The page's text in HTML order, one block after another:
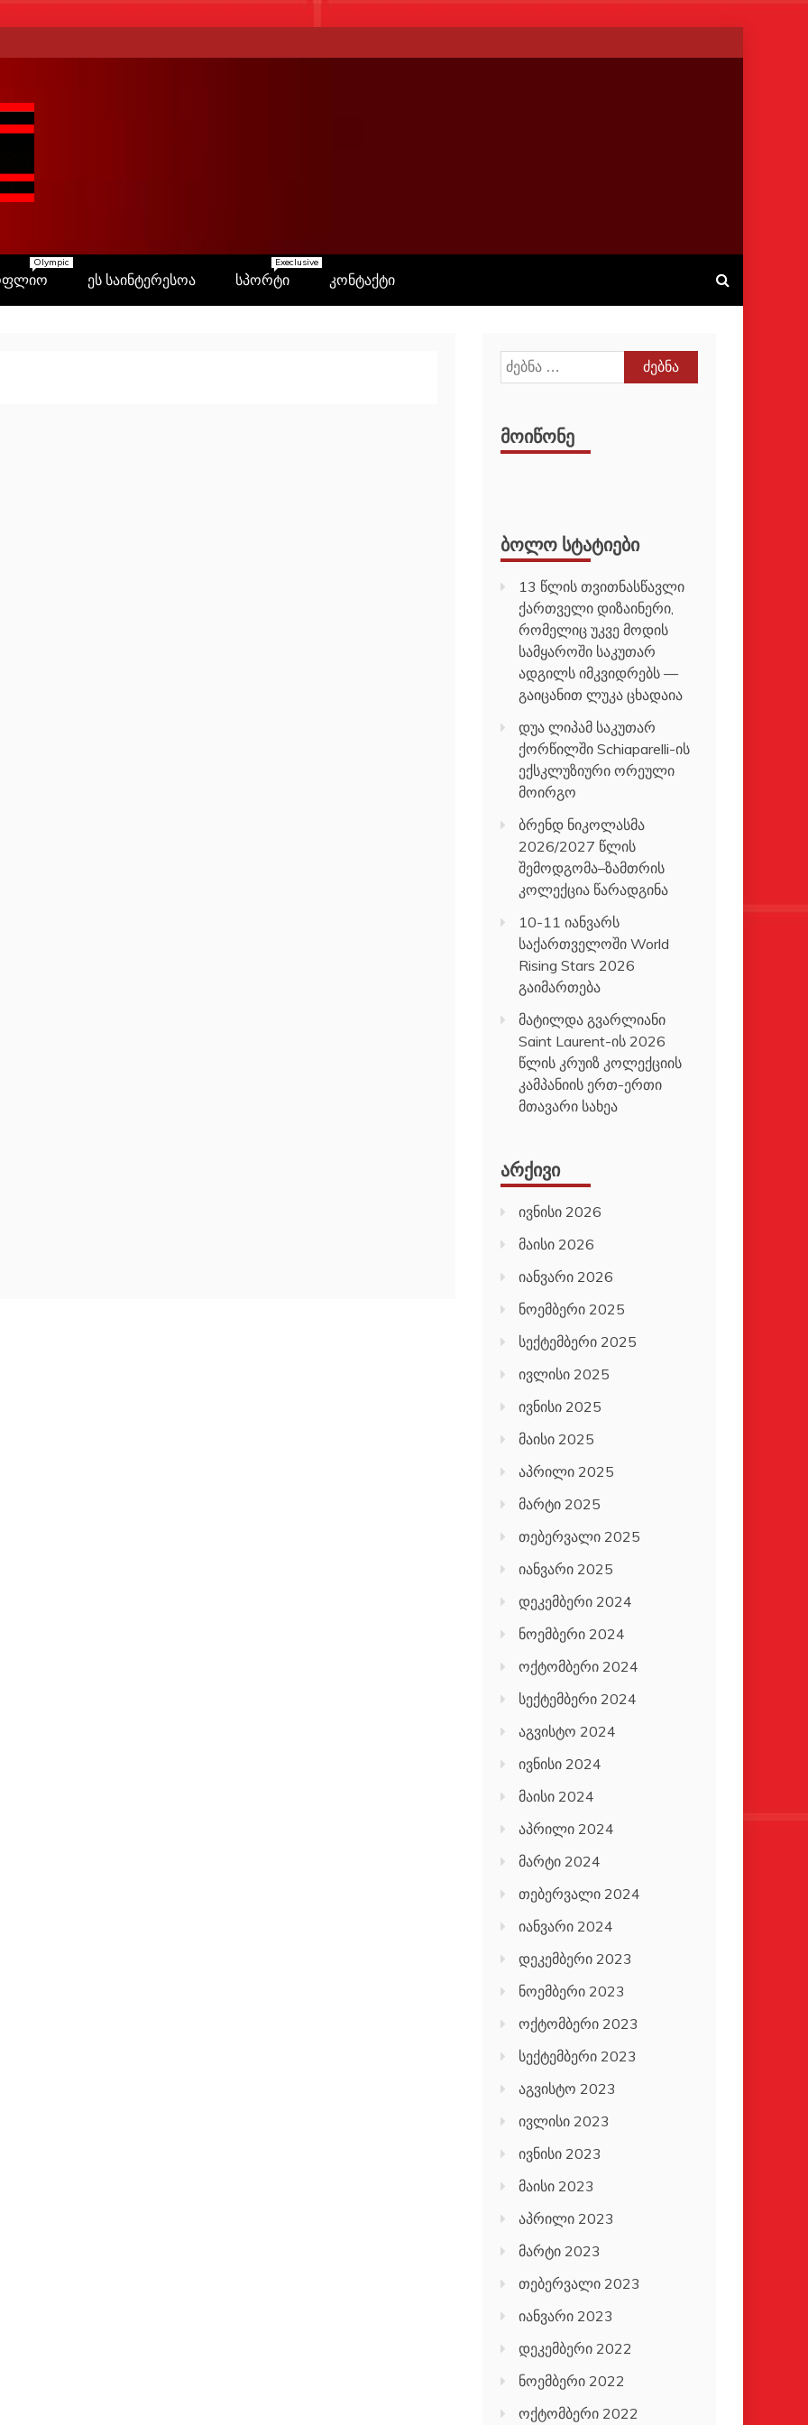
Olympic
ეს საინტერესოა სპორტი
Execlusive
კონტაქტი
ძებნა:
ᲛᲝᲘᲬᲝᲜᲔ
ᲑᲝᲚᲝ ᲡᲢᲐᲢᲘᲔᲑᲘ
13 წლის თვითნასწავლი
ქართველი დიზაინერი,
რომელიც უკვე მოდის
სამყაროში საკუთარ
ადგილს იმკვიდრებს —
გაიცანით ლუკა ცხადაია
დუა ლიპამ საკუთარ
ქორწილში Schiaparelli-ის
ექსკლუზიური ორეული
მოირგო
ბრენდ ნიკოლასმა
2026/2027 წლის
შემოდგომა–ზამთრის
კოლექცია წარადგინა
10-11 იანვარს
საქართველოში World
Rising Stars 2026
გაიმართება
მატილდა გვარლიანი
Saint Laurent-ის 2026
წლის კრუიზ კოლექციის
კამპანიის ერთ-ერთი
მთავარი სახეა
ᲐᲠᲥᲘᲕᲘ
ივნისი 2026
მაისი 2026
იანვარი 2026
ნოემბერი 2025
სექტემბერი 2025
ივლისი 2025
ივნისი 2025
მაისი 2025
აპრილი 2025
მარტი 2025
თებერვალი 2025
იანვარი 2025
დეკემბერი 2024
ნოემბერი 2024
ოქტომბერი 2024
სექტემბერი 2024
აგვისტო 2024
ივნისი 2024
მაისი 2024
აპრილი 2024
მარტი 2024
თებერვალი 2024
იანვარი 2024
დეკემბერი 2023
ნოემბერი 2023
ოქტომბერი 2023
სექტემბერი 2023
აგვისტო 2023
ივლისი 2023
ივნისი 2023
მაისი 2023
აპრილი 2023
მარტი 2023
თებერვალი 2023
იანვარი 2023
დეკემბერი 2022
ნოემბერი 2022
ოქტომბერი 2022